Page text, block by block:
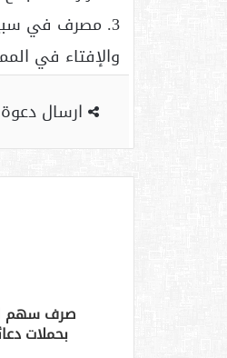
3. مصرف في سبيل
والإفتاء في
ارسال دعوة
صرف سهم
بحملات